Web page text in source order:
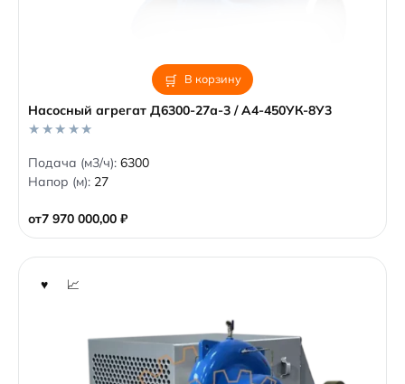
В корзину
Насосный агрегат Д6300-27а-3 / А4-450УК-8У3
от7 970 000,00 ₽
0
o
u
f
5
Подача (м3/ч): 6300
Напор (м): 27